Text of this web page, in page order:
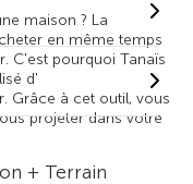
maison ? La
en même temps
C'est pourquoi Tanaïs
d'
Grâce à cet outil, vous
projeter dans votre
+ Terrain